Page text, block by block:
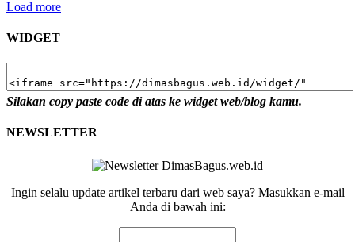
Load more
WIDGET
Silakan copy paste code di atas ke widget web/blog kamu.
NEWSLETTER
Ingin selalu update artikel terbaru dari web saya? Masukkan e-mail
Anda di bawah ini: